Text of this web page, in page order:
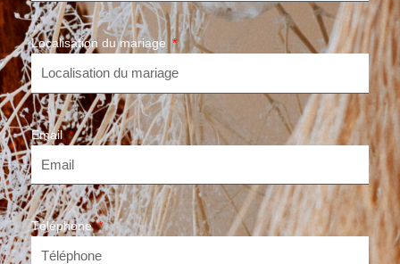
Localisation du mariage
Email
Téléphone